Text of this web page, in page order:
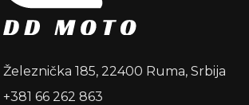
Železnička 185, 22400 Ruma, Srbija
+381 66 262 863